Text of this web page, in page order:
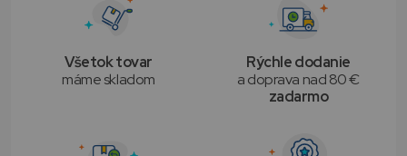
Všetok tovar
máme skladom
Rýchle dodanie
a doprava nad 80 €
zadarmo